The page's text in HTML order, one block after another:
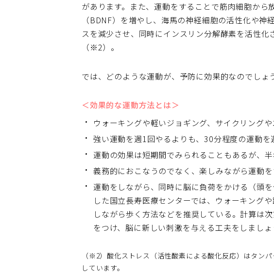
があります。また、運動をすることで筋肉細胞か
（BDNF）を増やし、海馬の神経細胞の活性化や
スを減少させ、同時にインスリン分解酵素を活性
（※2）。
では、どのような運動が、予防に効果的なのでしょ
＜効果的な運動方法とは＞
ウォーキングや軽いジョギング、サイクリング
強い運動を週1回やるよりも、30分程度の運動
運動の効果は短期間でみられることもあるが、
義務的におこなうのでなく、楽しみながら運動を
運動をしながら、同時に脳に負荷をかける（頭
した国立長寿医療センターでは、ウォーキング
しながら歩く方法などを推奨している。計算は
をつけ、脳に新しい刺激を与える工夫をしましょ
（※2）酸化ストレス（活性酸素による酸化反応）はタン
しています。